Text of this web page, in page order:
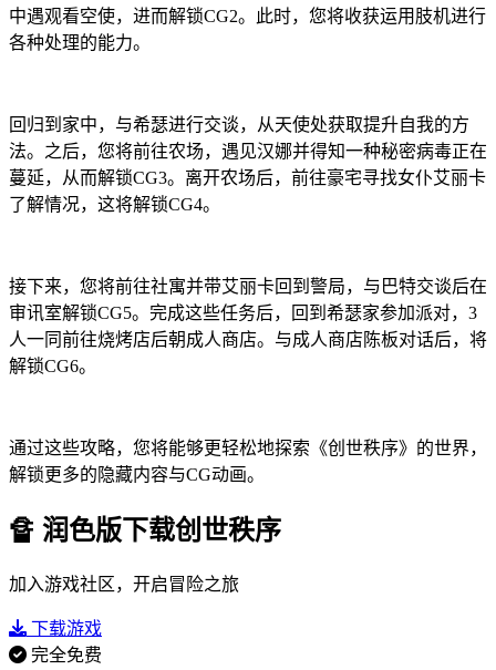
中遇观看空使，进而解锁CG2。此时，您将收获运用肢机进行
各种处理的能力。
回归到家中，与希瑟进行交谈，从天使处获取提升自我的方
法。之后，您将前往农场，遇见汉娜并得知一种秘密病毒正在
蔓延，从而解锁CG3。离开农场后，前往豪宅寻找女仆艾丽卡
了解情况，这将解锁CG4。
接下来，您将前往社寓并带艾丽卡回到警局，与巴特交谈后在
审讯室解锁CG5。完成这些任务后，回到希瑟家参加派对，3
人一同前往烧烤店后朝成人商店。与成人商店陈板对话后，将
解锁CG6。
通过这些攻略，您将能够更轻松地探索《创世秩序》的世界，
解锁更多的隐藏内容与CG动画。
🔏 润色版下载创世秩序
加入游戏社区，开启冒险之旅
下载游戏
完全免费